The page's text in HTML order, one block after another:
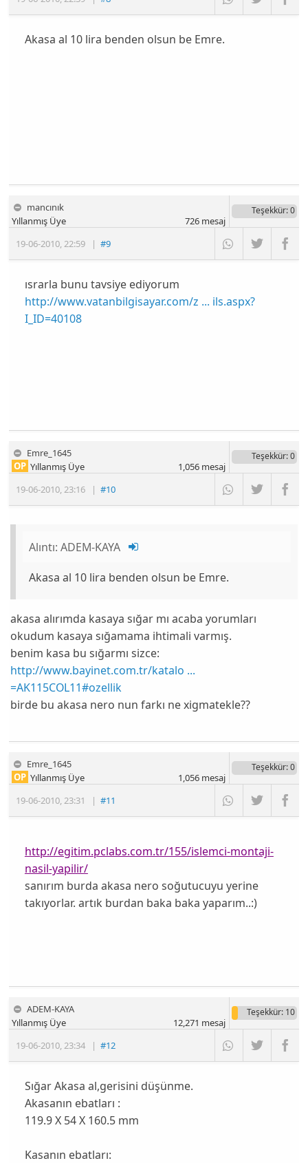
Akasa al 10 lira benden olsun be Emre.
mancınık
19-06-2010,22:59 |#9
Yıllanmış Üye
Teşekkür: 0
726mesaj
ısrarla bunu tavsiye ediyorum
http://www.vatanbilgisayar.com/z ... ils.aspx?
I_ID=40108
Emre_1645
19-06-2010,23:16 |#10
OP Yıllanmış Üye
Teşekkür: 0
1,056mesaj
Alıntı:ADEM-KAYA
Akasa al 10 lira benden olsun be Emre.
akasa alırımda kasaya sığar mı acaba yorumları
okudum kasaya sığamama ihtimali varmış.
benim kasa bu sığarmı sizce:
http://www.bayinet.com.tr/katalo ...
=AK115COL11#ozellik
birde bu akasa nero nun farkı ne xigmatekle??
Emre_1645
19-06-2010 23:31 |#11
OP Yıllanmış Üye
Teşekkür: 0
1,056mesaj
http://egitim.pclabs.com.tr/155/islemci-montaji-
nasil-yapilir/
sanırım burda akasa nero soğutucuyu yerine
takıyorlar. artık burdan baka baka yaparım..:)
ADEM-KAYA
19-06-2010,23:34 |#12
Yıllanmış Üye
Teşekkür: 10
12,271 mesaj
Sığar Akasa al,gerisini düşünme.
Akasanın ebatları :
119.9 X 54 X 160.5 mm
Kasanın ebatları: